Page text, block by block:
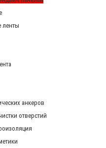
ленты
анкеров
отверстий